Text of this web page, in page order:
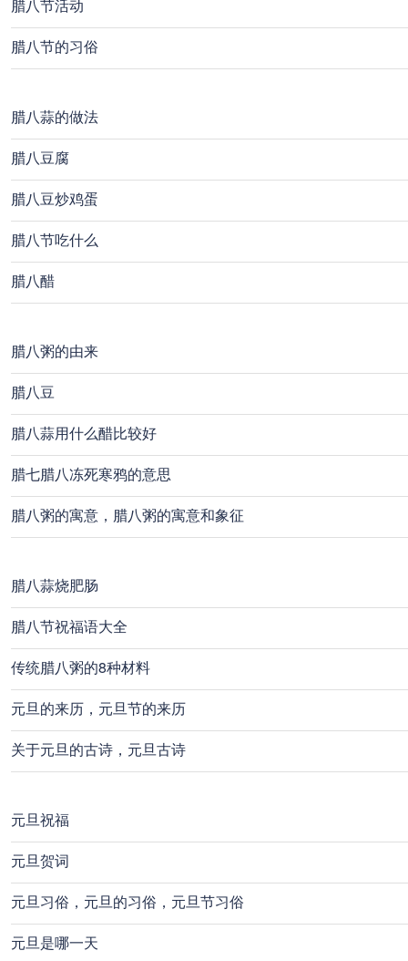
腊八节活动
腊八节的习俗
腊八蒜的做法
腊八豆腐
腊八豆炒鸡蛋
腊八节吃什么
腊八醋
腊八粥的由来
腊八豆
腊八蒜用什么醋比较好
腊七腊八冻死寒鸦的意思
腊八粥的寓意，腊八粥的寓意和象征
腊八蒜烧肥肠
腊八节祝福语大全
传统腊八粥的8种材料
元旦的来历，元旦节的来历
关于元旦的古诗，元旦古诗
元旦祝福
元旦贺词
元旦习俗，元旦的习俗，元旦节习俗
元旦是哪一天